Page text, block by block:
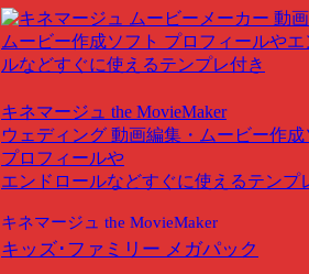
キネマージュ the MovieMaker
ウェディング 動画編集・ムービー作成
プロフィールや
エンドロールなどすぐに使えるテンプ
キネマージュ the MovieMaker
キッズ･ファミリー メガパック